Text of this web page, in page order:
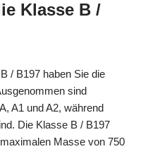
Klasse B /
/ B197 haben Sie die
sind
A1 und A2, während
Die Klasse B / B197
Masse von 750